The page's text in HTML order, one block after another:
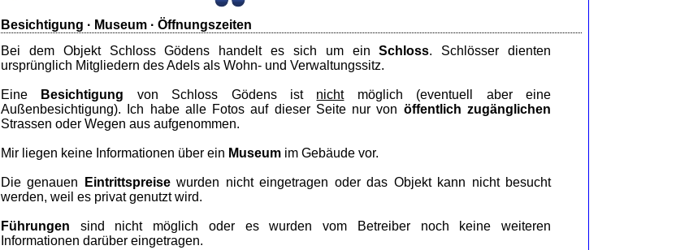
Besichtigung · Museum · Öffnungszeiten
Bei dem Objekt Schloss Gödens handelt es sich um einSchloss. Schlösser dienten
ursprünglich Mitgliedern des Adels als Wohn- und Verwaltungssitz.
Eine Besichtigung von Schloss Gödens ist nichtmöglich (eventuell aber eine
Außenbesichtigung). Ich habe alle Fotos auf dieser Seite nur von öffentlich zugänglichen
Strassen oder Wegen aus aufgenommen.
Mir liegen keine Informationen über ein Museum im Gebäude vor.
Die genauen Eintrittspreisewurden nicht eingetragen oder das Objekt kann nicht besucht
werden, weil es privat genutzt wird.
Führungen sind nicht möglich oder es wurden vom Betreiber noch keine weiteren
Informationen darüber eingetragen.